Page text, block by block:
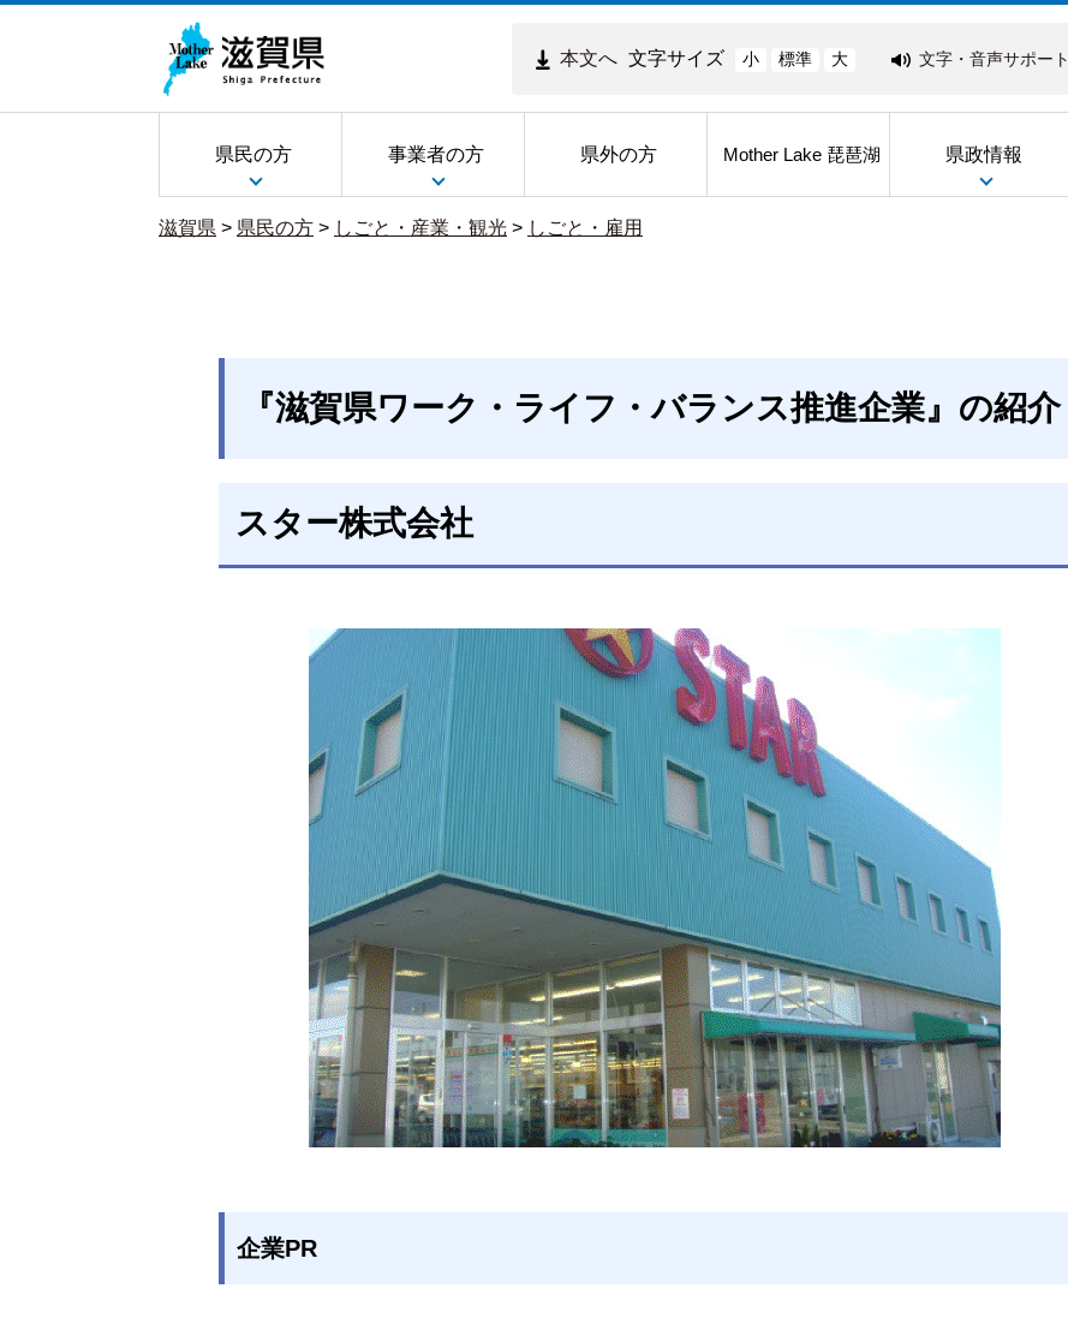
本文へ 文字サイズ 小 標準 大 文字・音声サポート
県民の方 事業者の方 県外の方 Mother Lake 琵琶湖 県政情報
滋賀県 > 県民の方 > しごと・産業・観光 > しごと・雇用
『滋賀県ワーク・ライフ・バランス推進企業』の紹介
スター株式会社
企業PR